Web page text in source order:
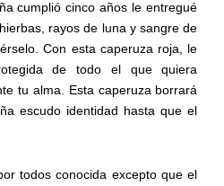
cumplió cinco años le entregué
rayos de luna y sangre de
Con esta caperuza roja, le
de todo el que quiera
tu alma. Esta caperuza borrará
escudo identidad hasta que el
todos conocida excepto que el